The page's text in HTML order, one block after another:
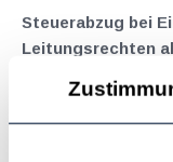
Steuerabzug bei
Leitungsrechten
Januar 2019
Für